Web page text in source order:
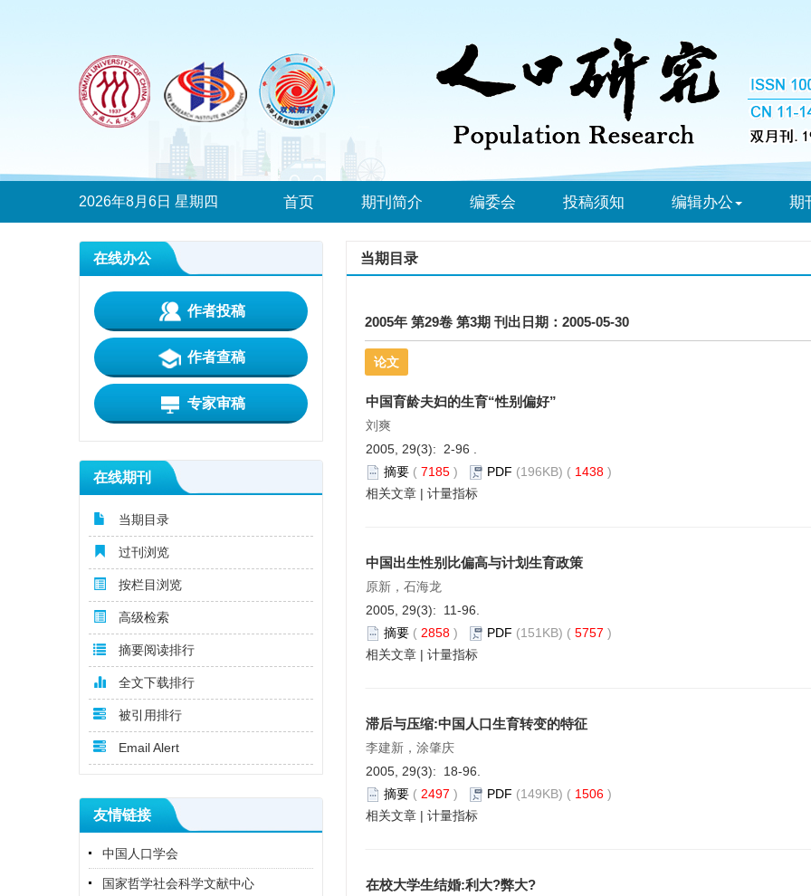
2026年8月6日 星期四 首页 期刊简介 编委会 投稿须知 编辑办公 期
在线办公
作者投稿
作者查稿
专家审稿
在线期刊
当期目录
过刊浏览
按栏目浏览
高级检索
摘要阅读排行
全文下载排行
被引用排行
Email Alert
友情链接
中国人口学会
国家哲学社会科学文献中心
当期目录
2005年 第29卷 第3期 刊出日期：2005-05-30
论文
中国育龄夫妇的生育“性别偏好”
刘爽
2005, 29(3): 2-96 .
摘要 ( 7185 ) PDF (196KB) ( 1438 )
相关文章 | 计量指标
中国出生性别比偏高与计划生育政策
原新，石海龙
2005, 29(3): 11-96.
摘要 ( 2858 ) PDF (151KB) ( 5757 )
相关文章 | 计量指标
滞后与压缩:中国人口生育转变的特征
李建新，涂肇庆
2005, 29(3): 18-96.
摘要 ( 2497 ) PDF (149KB) ( 1506 )
相关文章 | 计量指标
在校大学生结婚:利大?弊大?